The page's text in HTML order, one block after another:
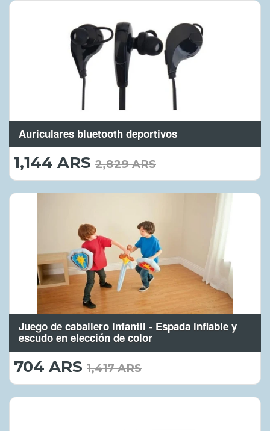
Auriculares bluetooth deportivos
1,144 ARS 1,144.00
ARS
2,829 ARS
Juego de caballero infantil - Espada inflable y
escudo en elección de color
704 ARS 704.00
ARS
1,417 ARS